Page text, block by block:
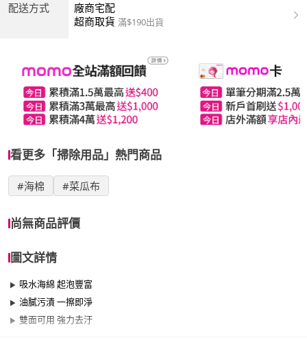
配送方式
廠商宅配
超商取貨 滿$190出貨
看更多「掃除用品」熱門商品
#海棉 #菜瓜布
尚無商品評價
圖文詳情
吸水海綿 起泡豐富
油膩污漬 一擦即淨
雙面可用 強力去汙